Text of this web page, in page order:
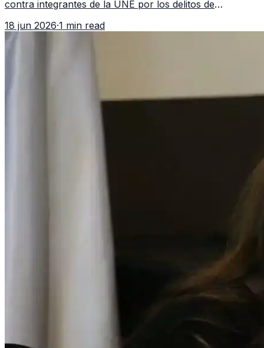
contra integrantes de la UNE por los delitos de
18 jun 2026·1 min read